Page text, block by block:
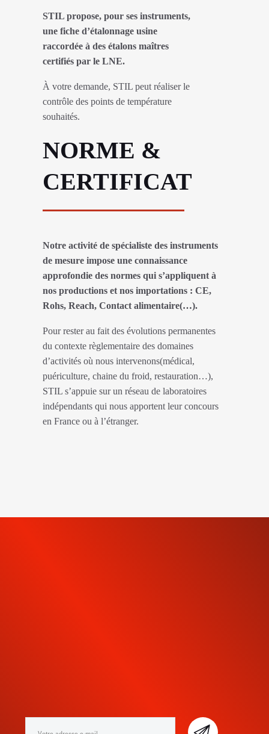
STIL propose, pour ses instruments,
une fiche d’étalonnage usine
raccordée à des étalons maîtres
certifiés par le LNE.
À votre demande, STIL peut réaliser le
contrôle des points de température
souhaités.
NORME &
CERTIFICAT
Notre activité de spécialiste des instruments
de mesure impose une connaissance
approfondie des normes qui s’appliquent à
nos productions et nos importations : CE,
Rohs, Reach, Contact alimentaire(…).
Pour rester au fait des évolutions permanentes
du contexte règlementaire des domaines
d’activités où nous intervenons(médical,
puériculture, chaine du froid, restauration…),
STIL s’appuie sur un réseau de laboratoires
indépendants qui nous apportent leur concours
en France ou à l’étranger.